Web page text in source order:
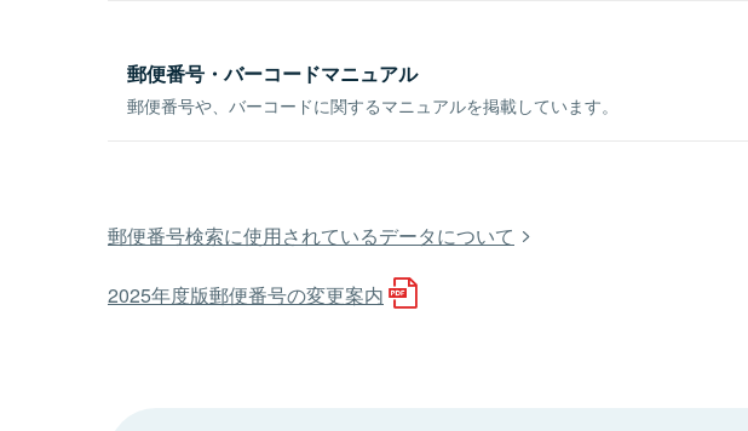
郵便番号・バーコードマニュアル
郵便番号や、バーコードに関するマニュアルを掲載しています。
郵便番号検索に使用されているデータについて
2025年度版郵便番号の変更案内